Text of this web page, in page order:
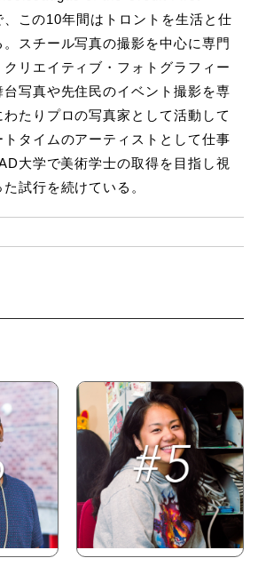
この10年間はトロントを生活と仕
スチール写真の撮影を中心に専門
リエイティブ・フォトグラフィー
写真や先住民のイベント撮影を専
たりプロの写真家として活動して
トタイムのアーティストとして仕事
大学で美術学士の取得を目指し視
試行を続けている。